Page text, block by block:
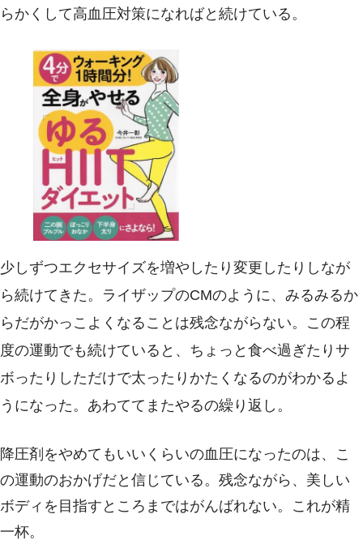
らかくして高血圧対策になればと続けている。
少しずつエクセサイズを増やしたり変更したりしなが
ら続けてきた。ライザップのCMのように、みるみるか
らだがかっこよくなることは残念ながらない。この程
度の運動でも続けていると、ちょっと食べ過ぎたりサ
ボったりしただけで太ったりかたくなるのがわかるよ
うになった。あわててまたやるの繰り返し。
降圧剤をやめてもいいくらいの血圧になったのは、こ
の運動のおかげだと信じている。残念ながら、美しい
ボディを目指すところまではがんばれない。これが精
一杯。